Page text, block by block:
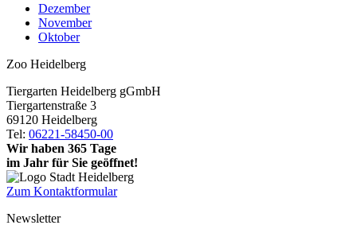
Dezember
November
Oktober
Zoo Heidelberg
Tiergarten Heidelberg gGmbH
Tiergartenstraße 3
69120 Heidelberg
Tel: 06221-58450-00
Wir haben 365 Tage
im Jahr für Sie geöffnet!
Zum Kontaktformular
Newsletter